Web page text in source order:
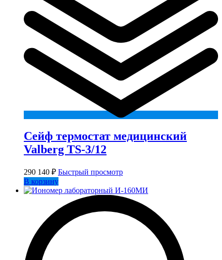
Сейф термостат медицинский
Valberg TS-3/12
290 140 ₽ Быстрый просмотр
В корзину